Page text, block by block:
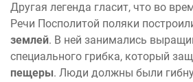
Другая легенда гласит, что во
Речи Посполитой поляки
землей. В ней занимались
специального грибка, который
пещеры. Люди должны были